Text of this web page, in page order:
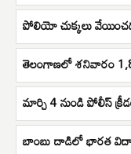
పోలియో చుక్కలు
తెలంగాణలో శనివారం
మార్చి 4 నుండి పోలీస్
బాంబు దాడిలో భారత